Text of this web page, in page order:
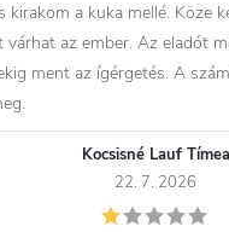
kirakom a kuka mellé. Köze
az ember. Az eladót
ment az ígérgetés. A
Kocsisné Lauf Tímea
22. 7. 2026